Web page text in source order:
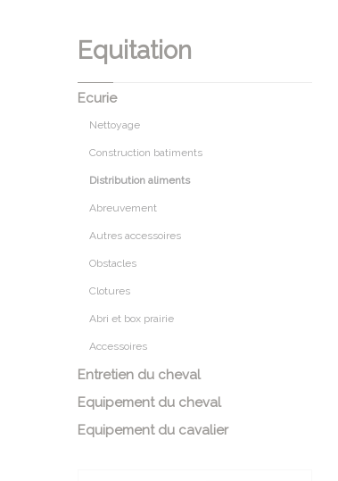
Equitation
Ecurie
Nettoyage
Construction batiments
Distribution aliments
Abreuvement
Autres accessoires
Obstacles
Clotures
Abri et box prairie
Accessoires
Entretien du cheval
Equipement du cheval
Equipement du cavalier